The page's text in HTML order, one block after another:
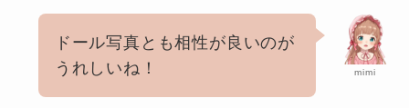
mimi
ドール写真とも相性が良いのが
うれしいね！